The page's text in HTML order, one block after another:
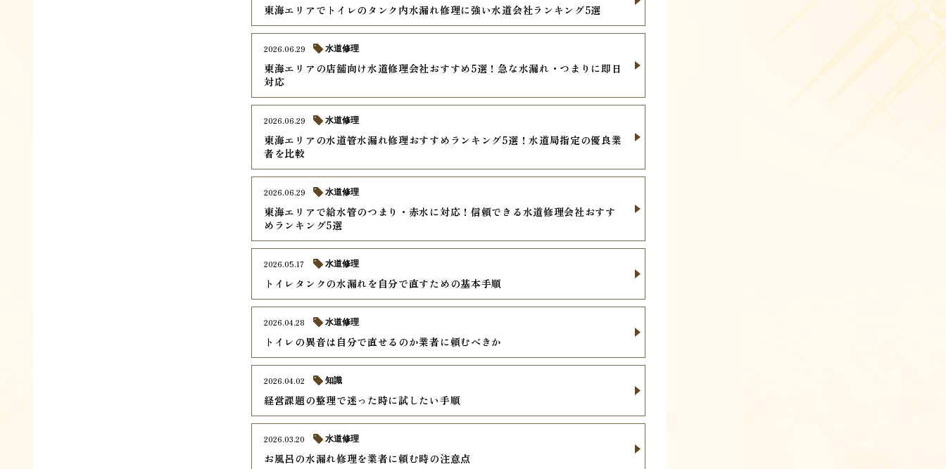
東海エリアでトイレのタンク内水漏れ修理に強い水道会社ランキング5選
東海エリアの店舗向け水道修理会社おすすめ5選！急な水漏れ・つまりに即日
対応
2026.06.29 水道修理
東海エリアの水道管水漏れ修理おすすめランキング5選！水道局指定の優良業
者を比較
2026.06.29 水道修理
東海エリアで給水管のつまり・赤水に対応！信頼できる水道修理会社おすす
めランキング5選
2026.06.29 水道修理
トイレタンクの水漏れを自分で直すための基本手順
2026.05.17 水道修理
トイレの異音は自分で直せるのか業者に頼むべきか
2026.04.28 水道修理
経営課題の整理で迷った時に試したい手順
2026.04.02 知識
お風呂の水漏れ修理を業者に頼む時の注意点
2026.03.20 水道修理